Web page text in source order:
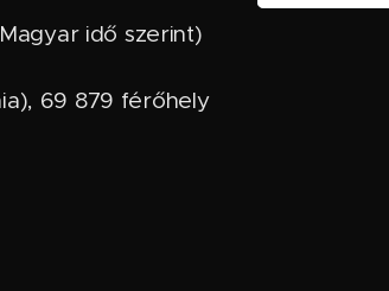
idő szerint)
69 879 férőhely